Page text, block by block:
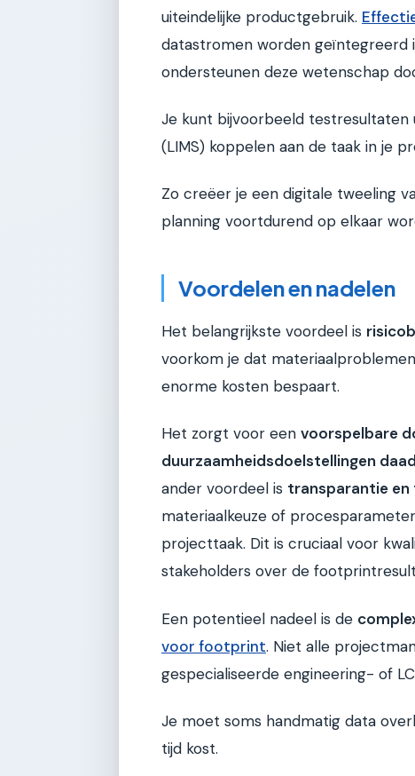
uiteindelijke productgebruik.
datastromen worden geïntegreerd
ondersteunen deze wetenschap
Je kunt bijvoorbeeld
(LIMS) koppelen aan de taak in je
Zo creëer je een digitale tweeling
planning voortdurend op elkaar
Voordelen en nadelen
Het belangrijkste voordeel is
voorkom je dat
enorme kosten bespaart.
Het zorgt voor een voorspelbare
duurzaamheidsdoelstellingen
ander voordeel is transparantie
materiaalkeuze of
projecttaak. Dit is cruciaal voor
stakeholders over de
Een potentieel nadeel is de
voor footprint. Niet alle
gespecialiseerde engineering- of
Je moet soms handmatig data
tijd kost.